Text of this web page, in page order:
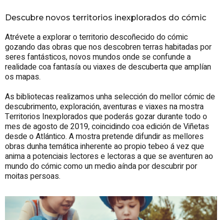
Descubre novos territorios inexplorados do cómic
Atrévete a explorar o territorio descoñecido do cómic
gozando das obras que nos descobren terras habitadas por
seres fantásticos, novos mundos onde se confunde a
realidade coa fantasía ou viaxes de descuberta que amplían
os mapas.
As bibliotecas realizamos unha selección do mellor cómic de
descubrimento, exploración, aventuras e viaxes na mostra
Territorios Inexplorados que poderás gozar durante todo o
mes de agosto de 2019, coincidindo coa edición de Viñetas
desde o Atlántico. A mostra pretende difundir as mellores
obras dunha temática inherente ao propio tebeo á vez que
anima a potenciais lectores e lectoras a que se aventuren ao
mundo do cómic como un medio aínda por descubrir por
moitas persoas.